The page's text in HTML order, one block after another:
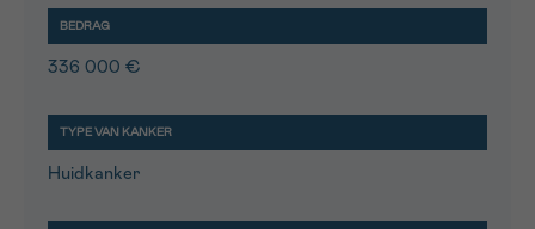
336 000 €
Huidkanker